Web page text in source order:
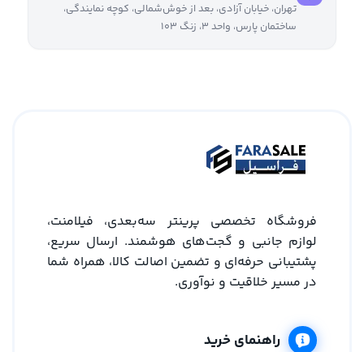
تهران، خیابان آزادی، بعد از خوش‌شمالی، کوچه نمایندگی،
ساختمان پارس، واحد ۳، زنگ ۱۰۳
فروشگاه تخصصی پرینتر سه‌بعدی، فیلامنت،
لوازم جانبی و گجت‌های هوشمند. ارسال سریع،
پشتیبانی حرفه‌ای و تضمین اصالت کالا، همراه شما
در مسیر خلاقیت و نوآوری.
راهنمای خرید